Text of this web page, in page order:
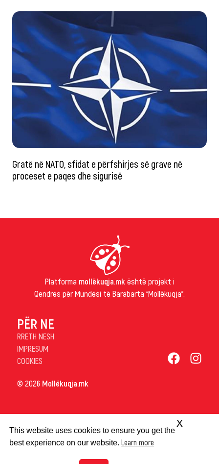
Gratë në NATO, sfidat e përfshirjes së grave në
proceset e paqes dhe sigurisë
Platforma mollëkuqja.mk është projekt i
Qendrës për Mundësi të Barabarta “Mollëkuqja”.
PËR NE
RRETH NESH
IMPRESUM
COOKIES
© 2026 Mollëkuqja.mk
This website uses cookies to ensure you get the
best experience on our website. Learn more
x